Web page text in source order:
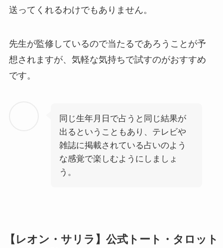
送ってくれるわけでもありません。
先生が監修しているので当たるであろうことが予
想されますが、気軽な気持ちで試すのがおすすめ
です。
同じ生年月日で占うと同じ結果が
出るということもあり、テレビや
雑誌に掲載されている占いのよう
な感覚で楽しむようにしましょ
う。
【レオン・サリラ】公式トート・タロット